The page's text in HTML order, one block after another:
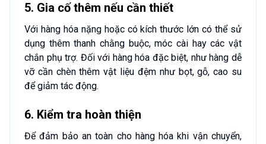
5. Gia cố thêm nếu cần thiết
Với hàng hóa nặng hoặc có kích thước lớn có thể sử
dụng thêm thanh chằng buộc, móc cài hay các vật
chắn phụ trợ. Đối với hàng hóa đặc biệt, như hàng dễ
vỡ cần chèn thêm vật liệu đệm như bọt, gỗ, cao su
để giảm tác động.
6. Kiểm tra hoàn thiện
Để đảm bảo an toàn cho hàng hóa khi vận chuyển,